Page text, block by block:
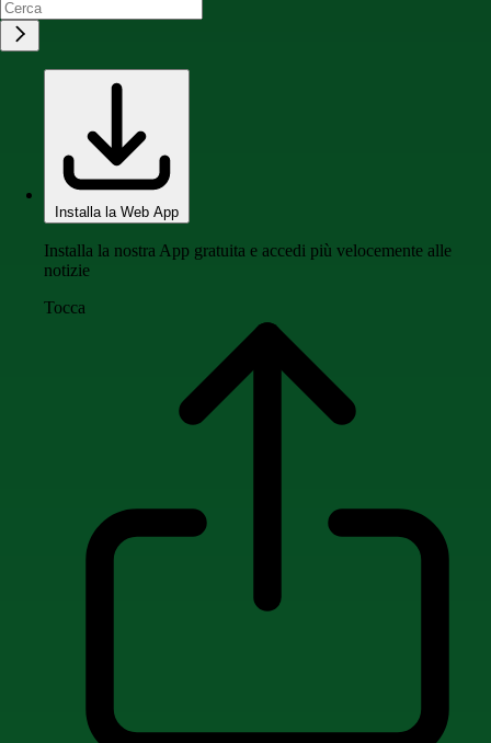
Installa la Web App
Installa la nostra App gratuita e accedi più velocemente alle
notizie
Tocca